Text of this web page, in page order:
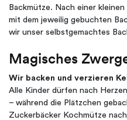
Backmütze. Nach einer
mit dem jeweilig gebuchten
wir unser selbstgemachtes
Magisches
Wir backen und verzieren
Alle Kinder dürfen nach
– während die Plätzchen
Zuckerbäcker Kochmütze